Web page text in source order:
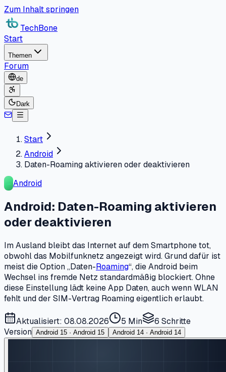
Zum Inhalt springen
TechBone
Start
Themen
Forum
de
Dark
Start
Android
Daten-Roaming aktivieren oder deaktivieren
Android
Android: Daten-Roaming aktivieren
oder deaktivieren
Im Ausland bleibt das Internet auf dem Smartphone tot,
obwohl das Mobilfunknetz angezeigt wird. Grund dafür ist
meist die Option „Daten-Roaming“, die Android beim
Wechsel ins fremde Netz standardmäßig blockiert. Ohne
diese Einstellung lädt keine App Daten, auch wenn WLAN
fehlt und der SIM-Vertrag Roaming eigentlich erlaubt.
Aktualisiert: 08.08.2026 5 Min 6 Schritte
Version Android 15 · Android 15 Android 14 · Android 14